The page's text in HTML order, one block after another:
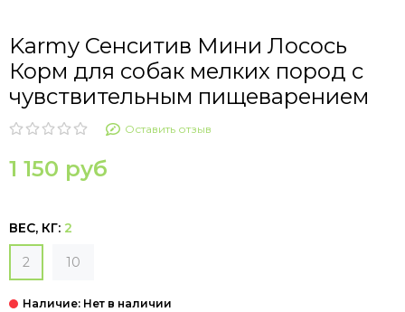
Karmy Сенситив Мини Лосось
Корм для собак мелких пород с
чувствительным пищеварением
Оставить отзыв
1 150 руб
ВЕС, КГ: 2
2 10